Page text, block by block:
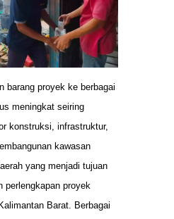
barang proyek ke berbagai
meningkat seiring
konstruksi, infrastruktur,
kawasan
yang menjadi tujuan
perlengkapan proyek
Barat. Berbagai